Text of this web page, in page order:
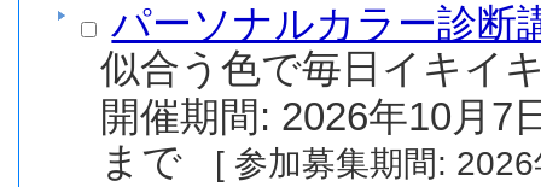
パーソナルカラー診断
似合う色で毎日イキイ
開催期間: 2026年10月7
[ 参加募集期間: 2026年7月20日(月) から 2026年9月8日(火)